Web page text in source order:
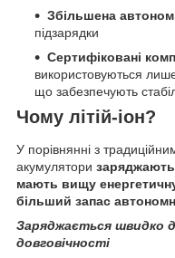
Збільшена
підзарядки
Сертифіковані
використовуються
що забезпечують
Чому літій-іон?
У порівнянні з
акумулятори
мають вищу
більший запас
Заряджається швидко
довговічності